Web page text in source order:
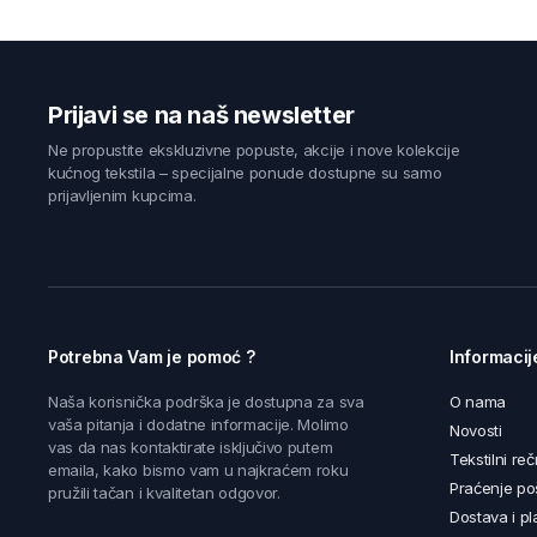
Prijavi se na naš newsletter
Ne propustite ekskluzivne popuste, akcije i nove kolekcije
kućnog tekstila – specijalne ponude dostupne su samo
prijavljenim kupcima.
Potrebna Vam je pomoć ?
Naša korisnička podrška je dostupna za sva
vaša pitanja i dodatne informacije. Molimo
vas da nas kontaktirate isključivo putem
emaila, kako bismo vam u najkraćem roku
pružili tačan i kvalitetan odgovor.
O nama
Novosti
Tekstilni
Praćenje
Dostava i